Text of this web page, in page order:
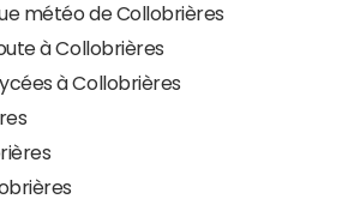
météo de Collobrières
à Collobrières
à Collobrières